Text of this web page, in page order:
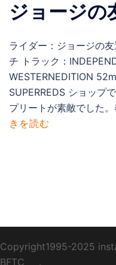
ジョージの
ライダー：ジョージの
チ トラック：
WESTERNEDITION
SUPERREDS ショップ
プリートが素敵でした
きを読む
Copyright1995-2025
BFTC _ _.